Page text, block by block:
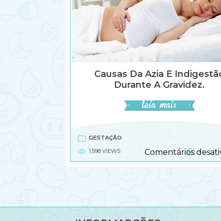
Causas Da Azia E
Durante A Gravidez.
GESTAÇÃO
1.598 VIEWS
Comentários